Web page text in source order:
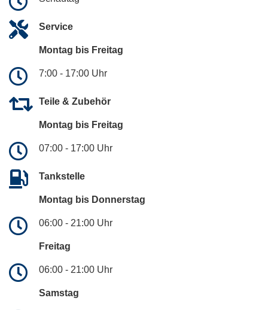
Service
Montag bis Freitag
7:00 - 17:00 Uhr
Teile & Zubehör
Montag bis Freitag
07:00 - 17:00 Uhr
Tankstelle
Montag bis Donnerstag
06:00 - 21:00 Uhr
Freitag
06:00 - 21:00 Uhr
Samstag